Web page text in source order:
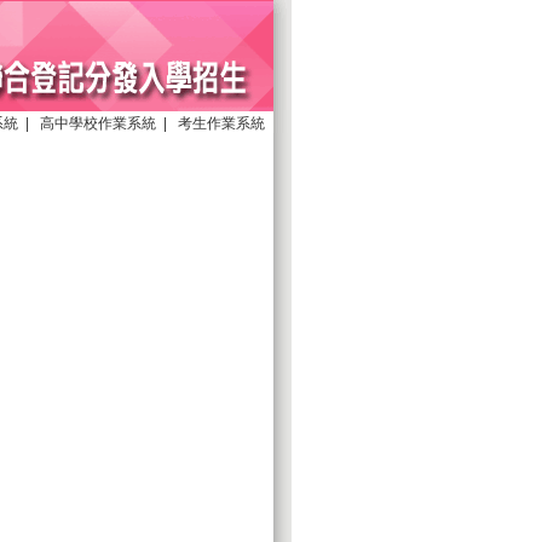
統 高中學校作業系統 考生作業系統